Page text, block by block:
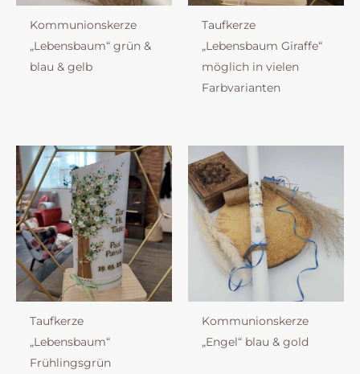
Kommunionskerze
„Lebensbaum“ grün &
blau & gelb
Taufkerze
„Lebensbaum Giraffe“
möglich in vielen
Farbvarianten
Taufkerze
„Lebensbaum“
Frühlingsgrün
Kommunionskerze
„Engel“ blau & gold